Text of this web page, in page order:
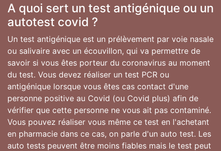
A quoi sert un test antigénique ou un
autotest covid ?
Un test antigénique est un prélèvement par voie nasale
ou salivaire avec un écouvillon, qui va permettre de
savoir si vous êtes porteur du coronavirus au moment
du test. Vous devez réaliser un test PCR ou
antigénique lorsque vous êtes cas contact d'une
personne positive au Covid (ou Covid plus) afin de
vérifier que cette personne ne vous ait pas contaminé.
Vous pouvez réaliser vous même ce test en l'achetant
en pharmacie dans ce cas, on parle d'un auto test. Les
auto tests peuvent être moins fiables mais le test peut